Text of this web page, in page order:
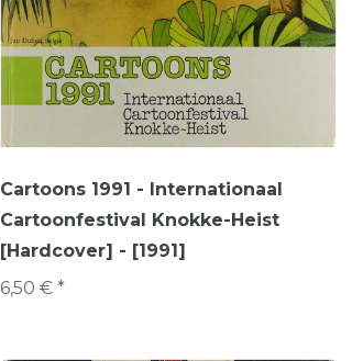
Cartoons 1991 - Internationaal
Cartoonfestival Knokke-Heist
[Hardcover] - [1991]
6,50 € *